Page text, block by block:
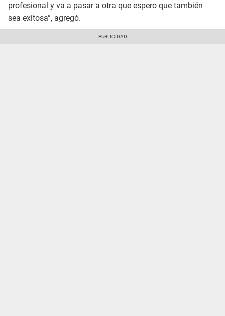
profesional y va a pasar a otra que espero que también
sea exitosa”, agregó.